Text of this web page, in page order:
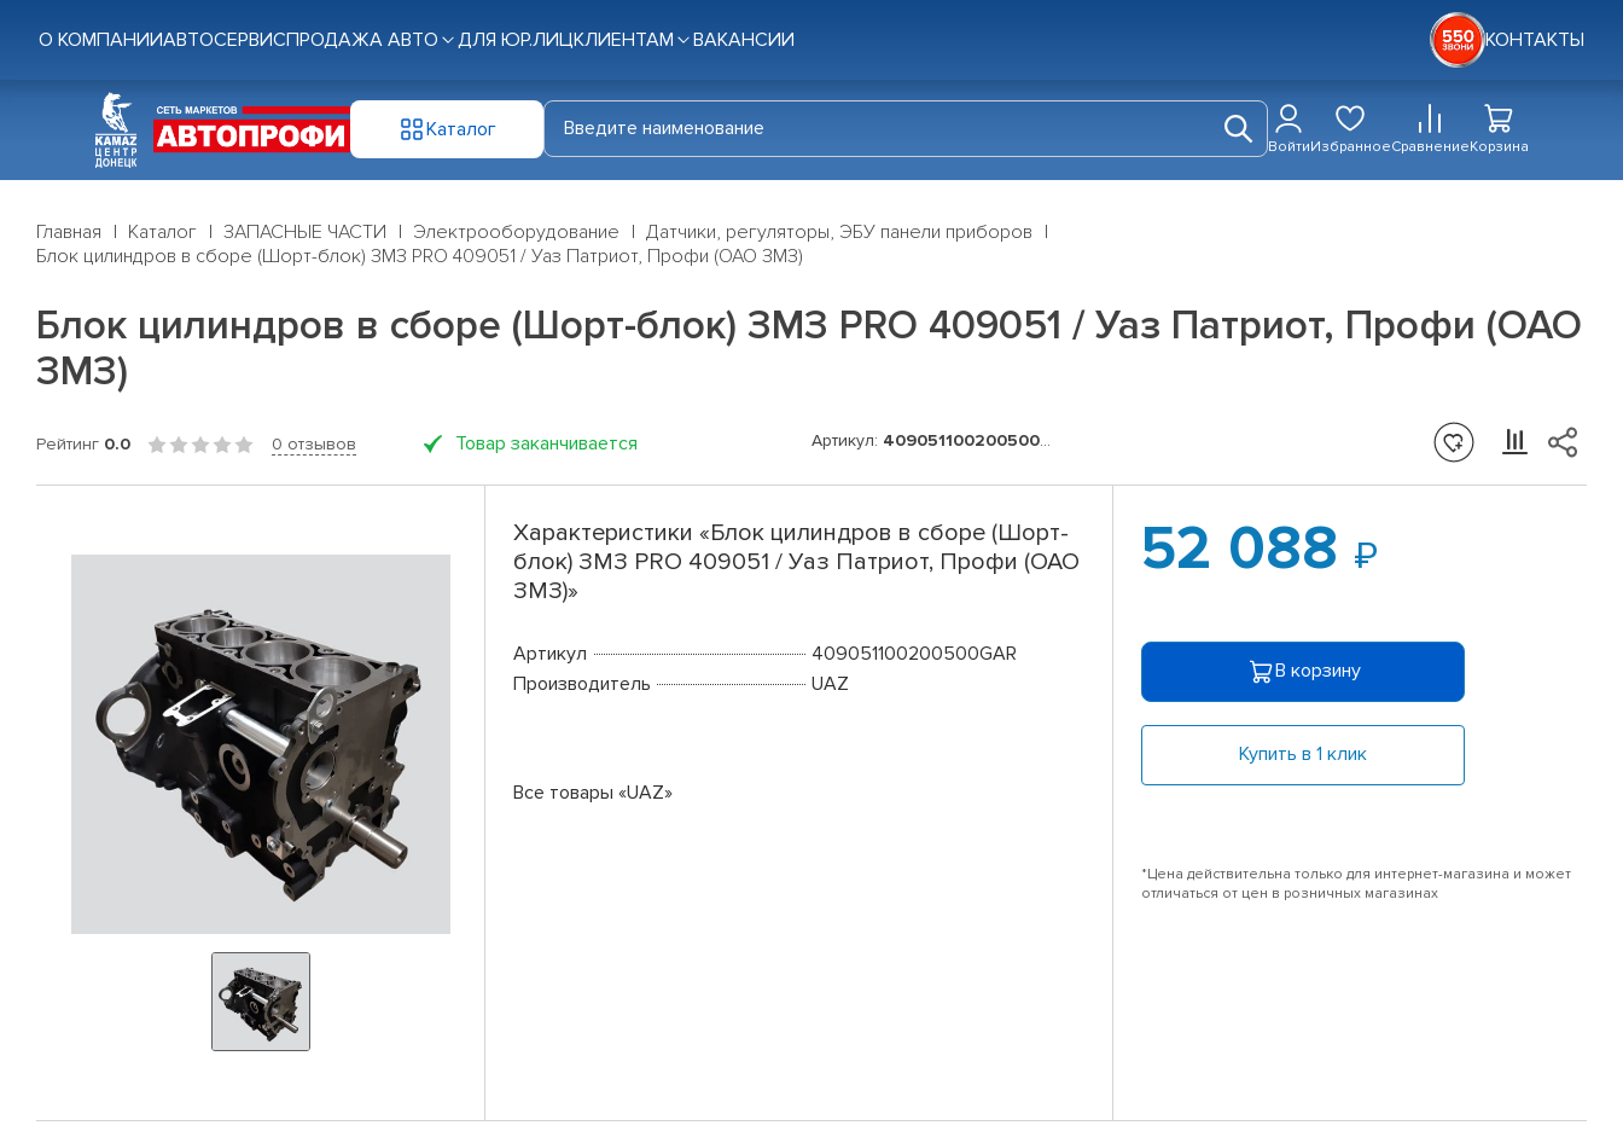
О КОМПАНИИАВТОСЕРВИСПРОДАЖА АВТО ДЛЯ ЮР.ЛИЦКЛИЕНТАМ ВАКАНСИИ КОНТАКТЫ
Каталог
ВойтиИзбранноеСравнениеКорзина
Главная Каталог ЗАПАСНЫЕ ЧАСТИ Электрооборудование
Датчики, регуляторы, ЭБУ панели приборов
Блок цилиндров в сборе (Шорт-блок) ЗМЗ PRO 409051 / Уаз Патриот, Профи (ОАО ЗМЗ)
Блок цилиндров в сборе (Шорт-блок) ЗМЗ PRO 409051 / Уаз Патриот, Профи (ОАО
ЗМЗ)
Рейтинг 0.0 0 отзывов Товар заканчивается Артикул: 409051100200500GAR
Характеристики «Блок цилиндров в сборе (Шорт-
блок) ЗМЗ PRO 409051 / Уаз Патриот, Профи (ОАО
ЗМЗ)»
Артикул
409051100200500GAR
Производитель
UAZ
Все товары «UAZ»
52 088
В корзину
Купить в 1 клик
*Цена действительна только для интернет-магазина и может
отличаться от цен в розничных магазинах